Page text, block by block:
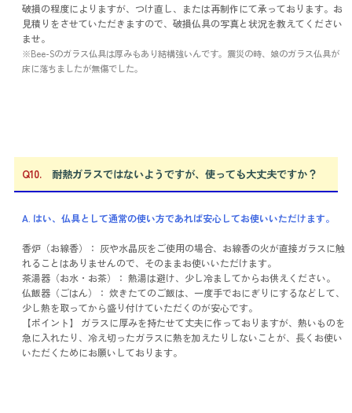
破損の程度によりますが、つけ直し、または再制作にて承っております。お
見積りをさせていただきますので、破損仏具の写真と状況を教えてください
ませ。
※Bee-Sのガラス仏具は厚みもあり結構強いんです。震災の時、娘のガラス仏具が
床に落ちましたが無傷でした。
Q10.耐熱ガラスではないようですが、使っても大丈夫ですか？
A. はい、仏具として通常の使い方であれば安心してお使いいただけます。
香炉（お線香）： 灰や水晶灰をご使用の場合、お線香の火が直接ガラスに触
れることはありませんので、そのままお使いいただけます。
茶湯器（お水・お茶）： 熱湯は避け、少し冷ましてからお供えください。
仏飯器（ごはん）： 炊きたてのご飯は、一度手でおにぎりにするなどして、
少し熱を取ってから盛り付けていただくのが安心です。
【ポイント】 ガラスに厚みを持たせて丈夫に作っておりますが、熱いものを
急に入れたり、冷え切ったガラスに熱を加えたりしないことが、長くお使い
いただくためにお願いしております。